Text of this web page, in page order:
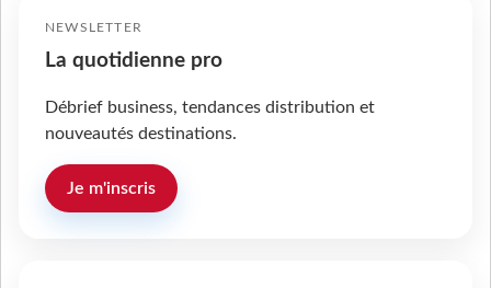
NEWSLETTER
La quotidienne pro
Débrief business, tendances distribution et
nouveautés destinations.
Je m'inscris